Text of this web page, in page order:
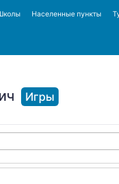
Населенные пункты
Игры